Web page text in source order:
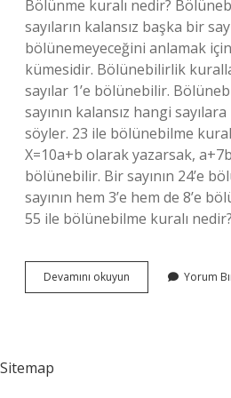
Bölünme kuralı nedir?
sayıların kalansız başka bir
bölünemeyeceğini anlamak
kümesidir. Bölünebilirlik
sayılar 1’e bölünebilir.
sayının kalansız hangi
söyler. 23 ile bölünebilme
X=10a+b olarak yazarsak, a+7b
bölünebilir. Bir sayının 24’e
sayının hem 3’e hem de 8’e
55 ile bölünebilme kuralı
Devamını okuyun
Ile
Yorum
Sitemap